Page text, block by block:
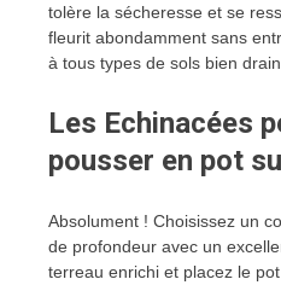
tolère la sécheresse et se
fleurit abondamment sans
à tous types de sols bien
Les Echinacées
pousser en pot
Absolument ! Choisissez un
de profondeur avec un
terreau enrichi et placez le